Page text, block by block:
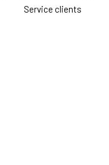
Service clients